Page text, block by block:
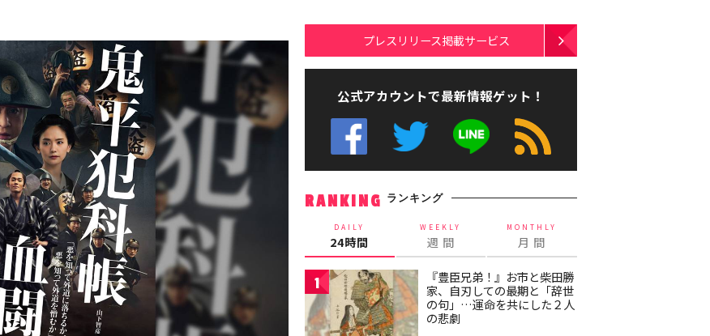
プレスリリース掲載サービス
公式アカウントで最新情報ゲット！
RANKING ランキング
DAILY
24時間
WEEKLY
週 間
MONTHLY
月 間
1
『豊臣兄弟！』お市と柴田勝
家、自刃しての最期と「辞世
の句」…運命を共にした２人
の悲劇